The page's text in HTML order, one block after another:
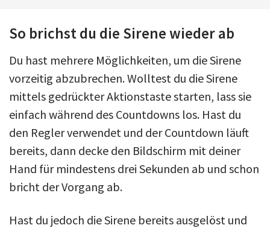
So brichst du die Sirene wieder ab
Du hast mehrere Möglichkeiten, um die Sirene
vorzeitig abzubrechen. Wolltest du die Sirene
mittels gedrückter Aktionstaste starten, lass sie
einfach während des Countdowns los. Hast du
den Regler verwendet und der Countdown läuft
bereits, dann decke den Bildschirm mit deiner
Hand für mindestens drei Sekunden ab und schon
bricht der Vorgang ab.
Hast du jedoch die Sirene bereits ausgelöst und